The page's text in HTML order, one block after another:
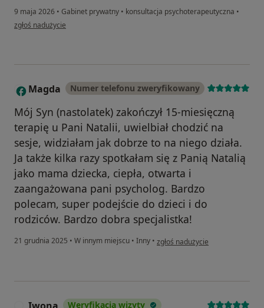
9 maja 2026 • Gabinet prywatny • konsultacja psychoterapeutyczna •
w opinii użytkownika Wiktoria
zgłoś nadużycie
M Magda Numer telefonu zweryfikowany
Mój Syn (nastolatek) zakończył 15-miesięczną
terapię u Pani Natalii, uwielbiał chodzić na
sesje, widziałam jak dobrze to na niego działa.
Ja także kilka razy spotkałam się z Panią Natalią
jako mama dziecka, ciepła, otwarta i
zaangażowana pani psycholog. Bardzo
polecam, super podejście do dzieci i do
rodziców. Bardzo dobra specjalistka!
21 grudnia 2025 • W innym miejscu • Inny • w opinii użytkownika Magda
zgłoś nadużycie
Weryfikacja wizyty